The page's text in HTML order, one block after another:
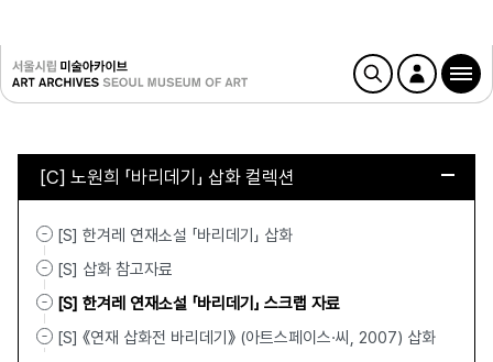
[C] 노원희 「바리데기」 삽화 컬렉션
[S] 한겨레 연재소설 「바리데기」 삽화
[S] 삽화 참고자료
[S] 한겨레 연재소설 「바리데기」 스크랩 자료
[S] 《연재 삽화전 바리데기》 (아트스페이스·씨, 2007) 삽화